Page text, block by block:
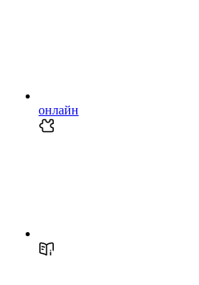
онлайн